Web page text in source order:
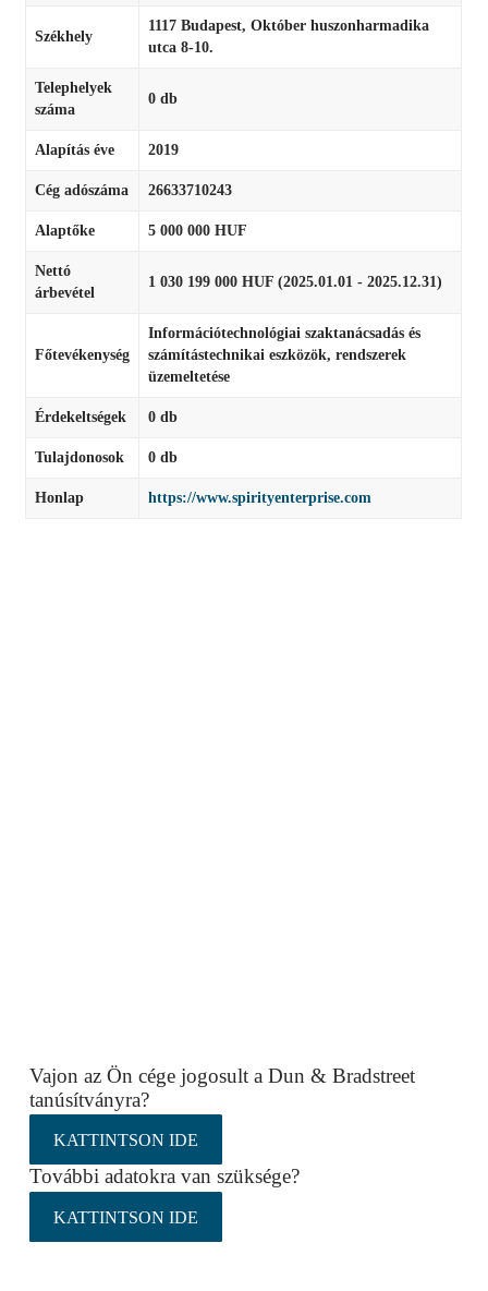
Székhely
1117 Budapest, Október huszonharmadika
utca 8-10.
Telephelyek
száma
0 db
Alapítás éve 2019
Cég adószáma 26633710243
Alaptőke 5 000 000 HUF
Nettó
árbevétel
1 030 199 000 HUF (2025.01.01 - 2025.12.31)
Főtevékenység
Információtechnológiai szaktanácsadás és
számítástechnikai eszközök, rendszerek
üzemeltetése
Érdekeltségek 0 db
Tulajdonosok 0 db
Honlap https://www.spirityenterprise.com
Vajon az Ön cége jogosult a Dun & Bradstreet
tanúsítványra?
KATTINTSON IDE
További adatokra van szüksége?
KATTINTSON IDE